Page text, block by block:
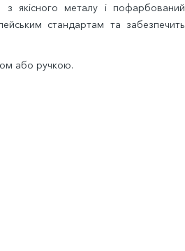
з якісного металу і пофарбований
стандартам та забезпечить
або ручкою.